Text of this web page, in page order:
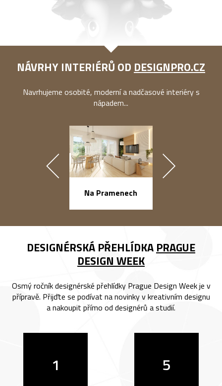
NÁVRHY INTERIÉRŮ OD DESIGNPRO.CZ
Navrhujeme osobité, moderní a nadčasové interiéry s
nápadem...
Na Pramenech
DESIGNÉRSKÁ PŘEHLÍDKA PRAGUE
DESIGN WEEK
Osmý ročník designérské přehlídky Prague Design Week je v
přípravě. Přijďte se podívat na novinky v kreativním designu
a nakoupit přímo od designérů a studií.
1 5